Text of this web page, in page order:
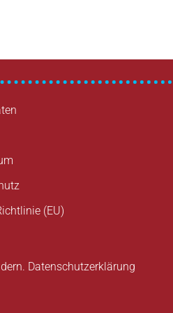
(EU)
Datenschutzerklärung